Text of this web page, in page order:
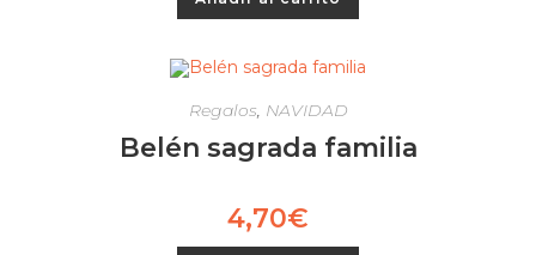
Regalos, NAVIDAD
Belén sagrada familia
4,70€